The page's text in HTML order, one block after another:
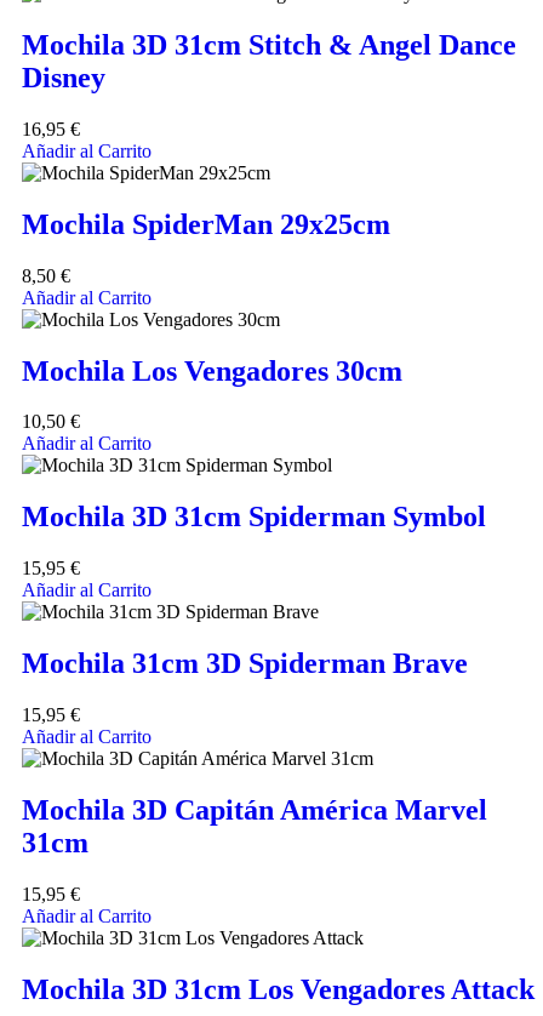
Mochila 3D 31cm Stitch & Angel Dance
Disney
16,95 €
Añadir al Carrito
Mochila SpiderMan 29x25cm
8,50 €
Añadir al Carrito
Mochila Los Vengadores 30cm
10,50 €
Añadir al Carrito
Mochila 3D 31cm Spiderman Symbol
15,95 €
Añadir al Carrito
Mochila 31cm 3D Spiderman Brave
15,95 €
Añadir al Carrito
Mochila 3D Capitán América Marvel
31cm
15,95 €
Añadir al Carrito
Mochila 3D 31cm Los Vengadores Attack